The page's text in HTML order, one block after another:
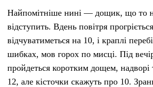
Тендери
Найпомітніше нині — дощик, що то
відступить. Вдень повітря
відчуватиметься на 10, і краплі
шибках, мов горох по мисці. Під
пройдеться коротким дощем, надворі
12, але кісточки скажуть про 10.